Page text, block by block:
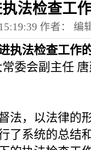
法检查工
作者： 编
执法检查工作
委会副主任
，以法律的
了系统的总结